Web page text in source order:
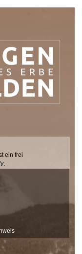
ein frei
.
gemeinsam mit
ihre Geschichten
Seite
vom
der